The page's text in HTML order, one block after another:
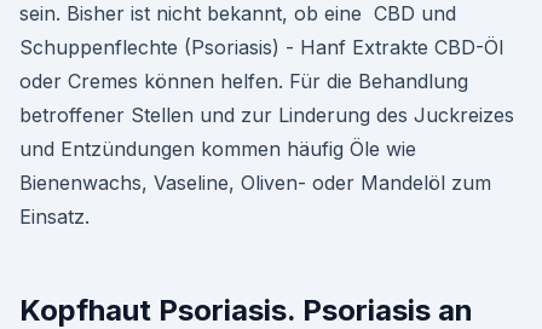
sein. Bisher ist nicht bekannt, ob eine CBD und
Schuppenflechte (Psoriasis) - Hanf Extrakte CBD-Öl
oder Cremes können helfen. Für die Behandlung
betroffener Stellen und zur Linderung des Juckreizes
und Entzündungen kommen häufig Öle wie
Bienenwachs, Vaseline, Oliven- oder Mandelöl zum
Einsatz.
Kopfhaut Psoriasis. Psoriasis an